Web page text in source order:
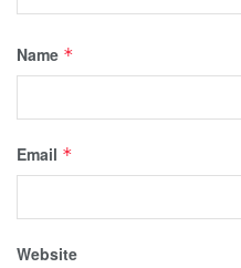
Name *
Email *
Website